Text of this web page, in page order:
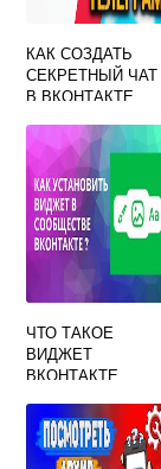
КАК СОЗДАТЬ
СЕКРЕТНЫЙ ЧАТ
В ВКОНТАКТЕ
ЧТО ТАКОЕ
ВИДЖЕТ
ВКОНТАКТЕ